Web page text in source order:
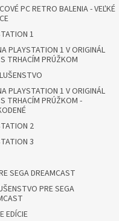
PC RETRO BALENIA - VEĽKÉ
1
PLAYSTATION 1 V ORIGINÁL
TRHACÍM PRÚŽKOM
PLAYSTATION 1 V ORIGINÁL
TRHACÍM PRÚŽKOM -
2
3
SEGA DREAMCAST
PRE SEGA
EDÍCIE